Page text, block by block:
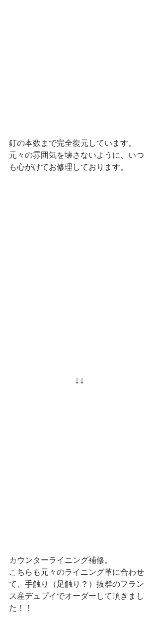
釘の本数まで完全復元しています。
元々の雰囲気を壊さないように、いつ
も心がけてお修理しております。
↓↓
カウンターライニング補修。
こちらも元々のライニング革に合わせ
て、手触り（足触り？）抜群のフラン
ス産デュプイでオーダーして頂きまし
た！！